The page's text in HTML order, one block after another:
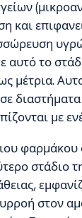
και
αυτό το
μέτρια.
με
φαρμάκου
στάδιο
στον